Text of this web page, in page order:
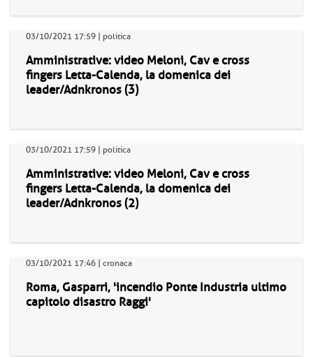
03/10/2021 17:59 | politica
Amministrative: video Meloni, Cav e cross
fingers Letta-Calenda, la domenica dei
leader/Adnkronos (3)
03/10/2021 17:59 | politica
Amministrative: video Meloni, Cav e cross
fingers Letta-Calenda, la domenica dei
leader/Adnkronos (2)
03/10/2021 17:46 | cronaca
Roma, Gasparri, 'incendio Ponte Industria ultimo
capitolo disastro Raggi'